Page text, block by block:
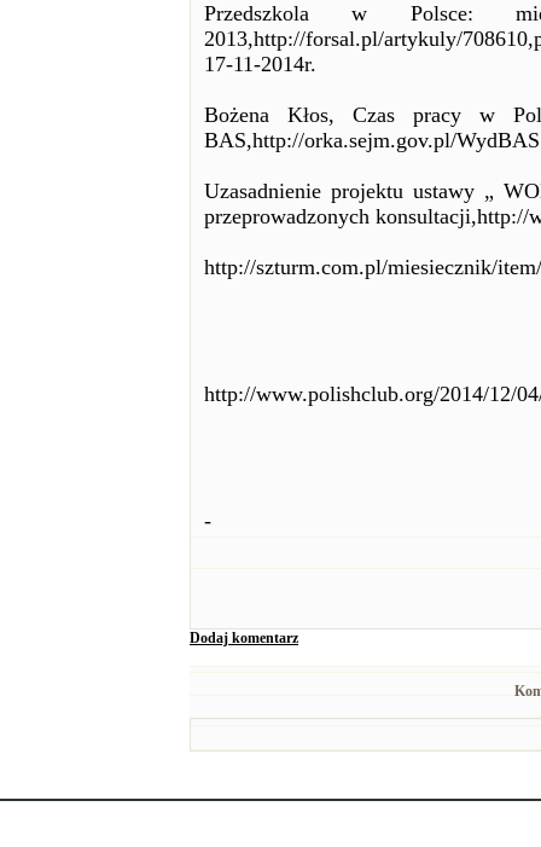
Przedszkola w Polsce:
2013,http://forsal.pl/artykuly/
17-11-2014r.
Bożena Kłos, Czas pracy w
BAS,http://orka.sejm.gov.pl/
Uzasadnienie projektu ustawy „
przeprowadzonych konsultacji,http://
http://szturm.com.pl/miesiecznik/
http://www.polishclub.org/2014/12/
-
Dodaj komentarz